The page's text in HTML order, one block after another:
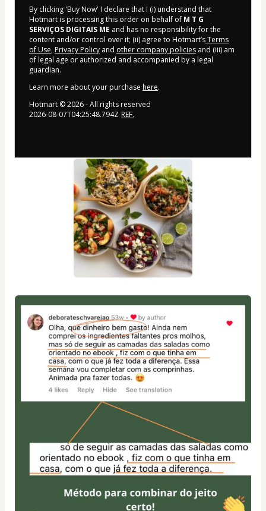
By clicking 'Buy Now' I declare that I (i) understand that
Hotmart is processing this order on behalf of M T G
SERVIÇOS DIGITAIS ME and has no responsibility for the
content and/or control over it; (ii) agree to Hotmart’sTerms
of Use, Privacy Policy and other company policies and (iii) am
of legal age or authorized and accompanied by a legal
guardian.
Learn more about your purchase here.
Hotmart ©2026- All rights reserved
2026-08-07T04:25:48.794Z REF.